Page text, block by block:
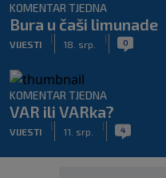
KOMENTAR TJEDNA
Bura u čaši limunade
VIJESTI
|
18. srp.
| 0
KOMENTAR TJEDNA
VAR ili VARka?
VIJESTI
|
11. srp.
| 4